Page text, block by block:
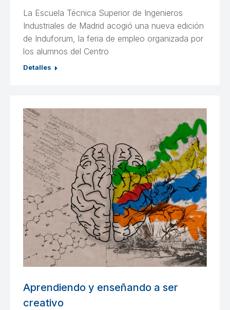
La Escuela Técnica Superior de Ingenieros
Industriales de Madrid acogió una nueva edición
de Induforum, la feria de empleo organizada por
los alumnos del Centro
Detalles
Aprendiendo y enseñando a ser
creativo